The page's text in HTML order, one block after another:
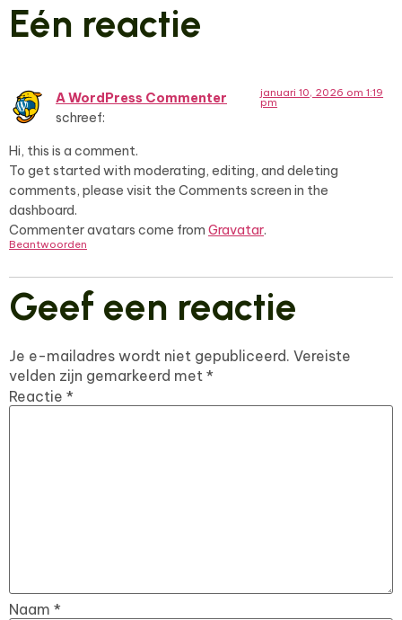
Eén reactie
A WordPress Commenter
schreef:
januari 10, 2026 om 1:19
pm
Hi, this is a comment.
To get started with moderating, editing, and deleting
comments, please visit the Comments screen in the
dashboard.
Commenter avatars come from Gravatar.
Beantwoorden
Geef een reactie
Je e-mailadres wordt niet gepubliceerd. Vereiste
velden zijn gemarkeerd met *
Reactie *
Naam *